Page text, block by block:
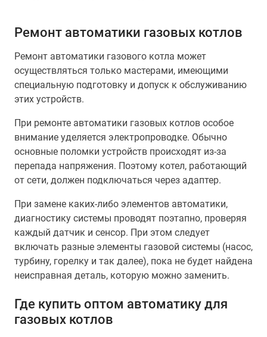
Ремонт автоматики газовых котлов
Ремонт автоматики газового котла может
осуществляться только мастерами, имеющими
специальную подготовку и допуск к обслуживанию
этих устройств.
При ремонте автоматики газовых котлов особое
внимание уделяется электропроводке. Обычно
основные поломки устройств происходят из-за
перепада напряжения. Поэтому котел, работающий
от сети, должен подключаться через адаптер.
При замене каких-либо элементов автоматики,
диагностику системы проводят поэтапно, проверяя
каждый датчик и сенсор. При этом следует
включать разные элементы газовой системы (насос,
турбину, горелку и так далее), пока не будет найдена
неисправная деталь, которую можно заменить.
Где купить оптом автоматику для
газовых котлов